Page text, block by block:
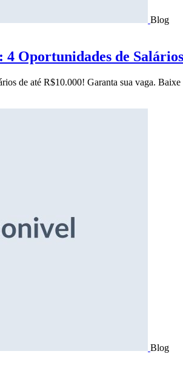
Blog
Oportunidades de
de até R$10.000! Garanta sua vaga. Baixe
Blog